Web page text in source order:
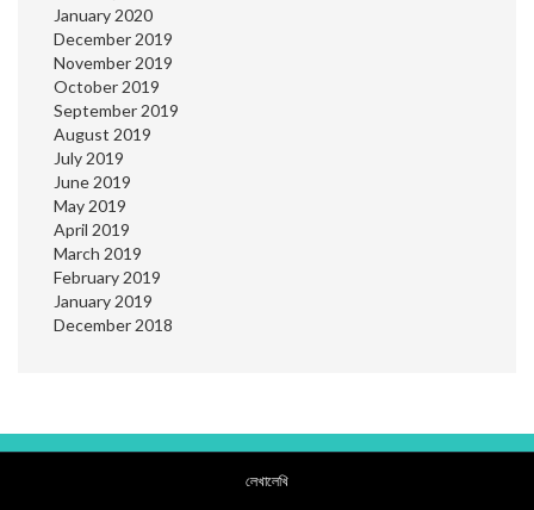
January 2020
December 2019
November 2019
October 2019
September 2019
August 2019
July 2019
June 2019
May 2019
April 2019
March 2019
February 2019
January 2019
December 2018
লেখালেখি